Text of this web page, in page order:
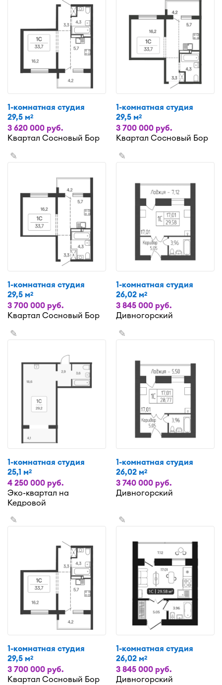
1-комнатная студия
29,5 м2
3 620 000 руб.
Квартал Сосновый Бор
1-комнатная студия
29,5 м2
3 700 000 руб.
Квартал Сосновый Бор
✎
1-комнатная студия
29,5 м2
3 700 000 руб.
Квартал Сосновый Бор
✎
1-комнатная студия
26,02 м2
3 845 000 руб.
Дивногорский
✎
1-комнатная студия
25,1 м2
4 250 000 руб.
Эко-квартал на
Кедровой
✎
1-комнатная студия
26,02 м2
3 740 000 руб.
Дивногорский
✎
1-комнатная студия
29,5 м2
3 700 000 руб.
Квартал Сосновый Бор
✎
1-комнатная студия
26,02 м2
3 845 000 руб.
Дивногорский